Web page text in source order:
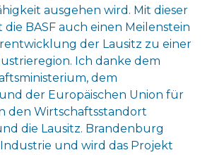
ausgehen wird. Mit dieser
die BASF auch einen Meilenstein
der Lausitz zu einer
Ich danke dem
dem
der Europäischen Union für
den Wirtschaftsstandort
die Lausitz. Brandenburg
und wird das Projekt